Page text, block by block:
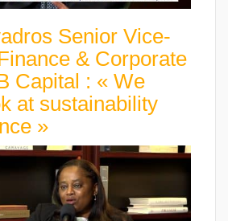
Senior Vice-
& Corporate
Capital : « We
at sustainability
»